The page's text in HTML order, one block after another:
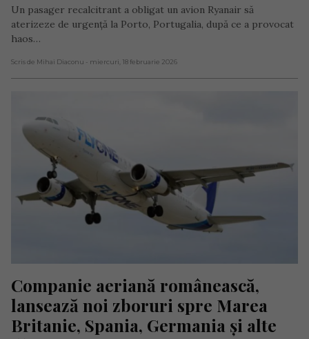
Un pasager recalcitrant a obligat un avion Ryanair să
aterizeze de urgență la Porto, Portugalia, după ce a provocat
haos…
Scris de Mihai Diaconu - miercuri, 18 februarie 2026
Companie aeriană românească,
lansează noi zboruri spre Marea
Britanie, Spania, Germania și alte